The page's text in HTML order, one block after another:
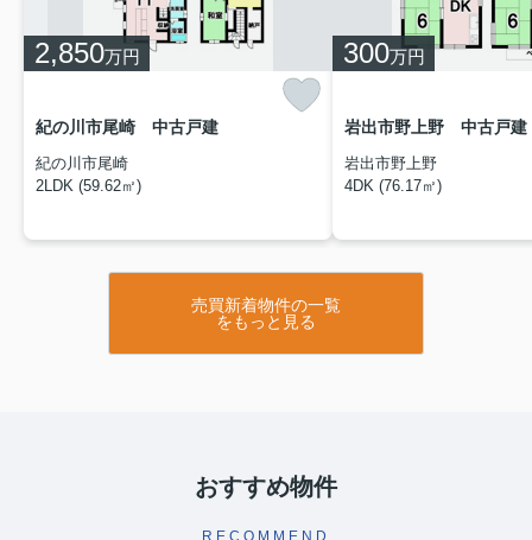
2026.06.15 成約
★成約御礼★
がとうございました！
お客様の声
★お客様の声が更新されました★
におまかせください！
2,850万円
紀の川市尾崎 中古戸建
紀の川市尾崎
2LDK (59.62㎡)
300万円
岩出市野上野 中古戸建
岩出市野上野
4DK (76.17㎡)
売買新着物件の一覧
をもっと見る
おすすめ物件